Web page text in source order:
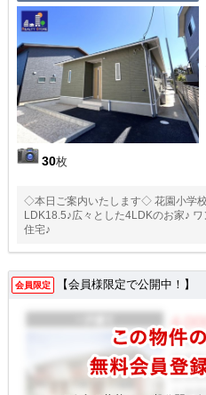
30枚
◇本日ご案内いたします◇ 花園小学
LDK18.5♪広々とした4LDKのお家♪
住宅♪
会員限定 【会員様限定で公開中！】